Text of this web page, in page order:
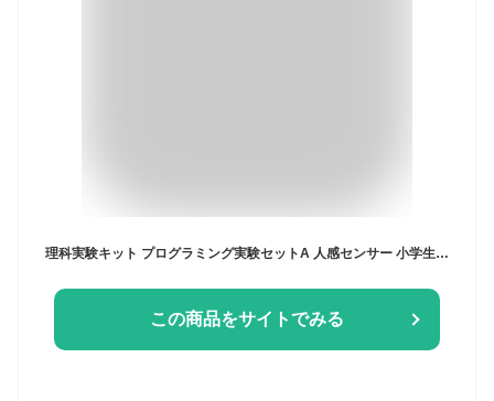
理科実験キット プログラミング実験セットA 人感センサー 小学生 小学校 小6 夏休み 冬休み 自由研究 パソコン不要 人感センサー 明るさセンサー 発光ダイオード 電気の利用 教科書 準拠
この商品をサイトでみる